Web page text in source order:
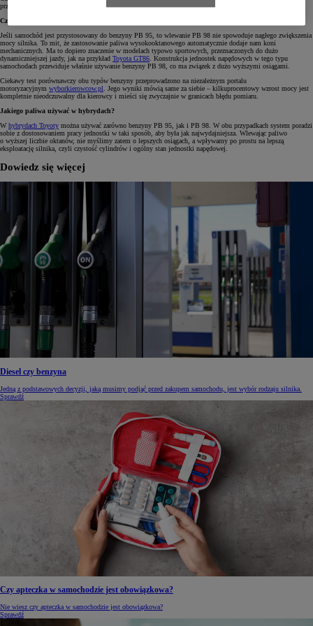
przypadkach.
Czy samochód ma większą moc po zatankowaniu benzyny PB 98?
Jeśli samochód jest przystosowany do benzyny PB 95, to wlewanie PB 98 nie spowoduje nagłego zwiększenia
mocy silnika. To mit, że zastosowanie paliwa wysokooktanowego automatycznie dodaje nam koni
mechanicznych. Ma to dopiero znaczenie w modelach typowo sportowych, przeznaczonych do dużo
dynamiczniejszej jazdy, jak na przykład Toyota GT86. Konstrukcja jednostek napędowych w tego typu
samochodach przewiduje właśnie używanie benzyny PB 98, co ma związek z dużo wyższymi osiągami.
Ciekawy test porównawczy obu typów benzyny przeprowadzono na niezależnym portalu
motoryzacyjnym wyborkierowcow.pl. Jego wyniki mówią same za siebie – kilkuprocentowy wzrost mocy jest
kompletnie nieodczuwalny dla kierowcy i mieści się zwyczajnie w granicach błędu pomiaru.
Jakiego paliwa używać w hybrydach?
W hybrydach Toyoty można używać zarówno benzyny PB 95, jak i PB 98. W obu przypadkach system poradzi
sobie z dostosowaniem pracy jednostki w taki sposób, aby była jak najwydajniejsza. Wlewając paliwo
o wyższej liczbie oktanów, nie myślimy zatem o lepszych osiągach, a wpływamy po prostu na lepszą
eksploatację silnika, czyli czystość cylindrów i ogólny stan jednostki napędowej.
Dowiedz się więcej
Diesel czy benzyna
Jedną z podstawowych decyzji, jaką musimy podjąć przed zakupem samochodu, jest wybór rodzaju silnika.
Sprawdź
Czy apteczka w samochodzie jest obowiązkowa?
Nie wiesz czy apteczka w samochodzie jest obowiązkowa?
Sprawdź